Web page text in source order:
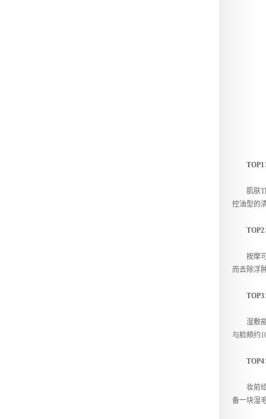
TOP1
肌肤T区
控油型的
按摩可
而去除浮
湿敷能
与脸颊约
妆前给
备一块湿